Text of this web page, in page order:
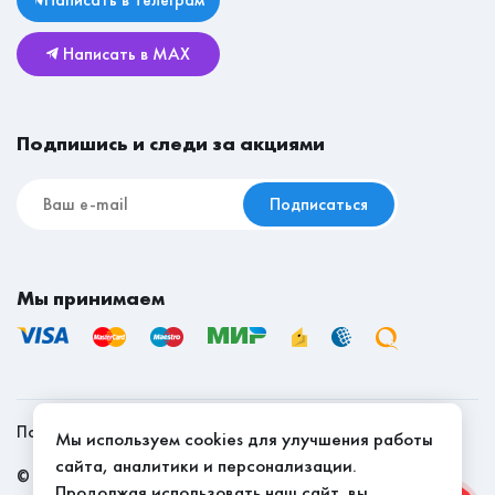
Подпишись и следи за акциями
Подписаться
Мы принимаем
Написать в MAX
Детские
Реставрационные материалы
Возврат и обмен
© 2026, Мебель Эконом - качество доступно
Политика конфиденциальности
Мы используем cookies для улучшения работы
сайта, аналитики и персонализации.